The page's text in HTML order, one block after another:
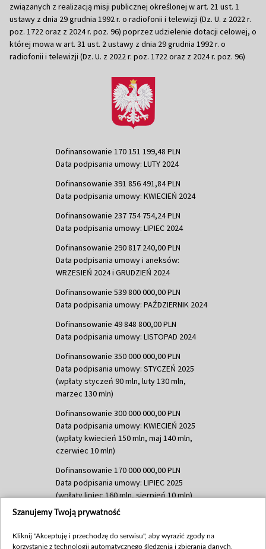
związanych z realizacją misji publicznej określonej w art. 21 ust. 1
ustawy z dnia 29 grudnia 1992 r. o radiofonii i telewizji (Dz. U. z 2022 r.
poz. 1722 oraz z 2024 r. poz. 96) poprzez udzielenie dotacji celowej, o
której mowa w art. 31 ust. 2 ustawy z dnia 29 grudnia 1992 r. o
radiofonii i telewizji (Dz. U. z 2022 r. poz. 1722 oraz z 2024 r. poz. 96)
Dofinansowanie 170 151 199,48 PLN
Data podpisania umowy: LUTY 2024
Dofinansowanie 391 856 491,84 PLN
Data podpisania umowy: KWIECIEŃ 2024
Dofinansowanie 237 754 754,24 PLN
Data podpisania umowy: LIPIEC 2024
Dofinansowanie 290 817 240,00 PLN
Data podpisania umowy i aneksów:
WRZESIEŃ 2024 i GRUDZIEŃ 2024
Dofinansowanie 539 800 000,00 PLN
Data podpisania umowy: PAŹDZIERNIK 2024
Dofinansowanie 49 848 800,00 PLN
Data podpisania umowy: LISTOPAD 2024
Dofinansowanie 350 000 000,00 PLN
Data podpisania umowy: STYCZEŃ 2025
(wpłaty styczeń 90 mln, luty 130 mln,
marzec 130 mln)
Dofinansowanie 300 000 000,00 PLN
Data podpisania umowy: KWIECIEŃ 2025
(wpłaty kwiecień 150 mln, maj 140 mln,
czerwiec 10 mln)
Dofinansowanie 170 000 000,00 PLN
Data podpisania umowy: LIPIEC 2025
(wpłaty lipiec 160 mln, sierpień 10 mln)
Dofinansowanie 60 000 000,00 PLN
(wpłata wrzesień 60 mln)
Szanujemy Twoją prywatność
Kliknij "Akceptuję i przechodzę do serwisu", aby wyrazić zgody na
korzystanie z technologii automatycznego śledzenia i zbierania danych,